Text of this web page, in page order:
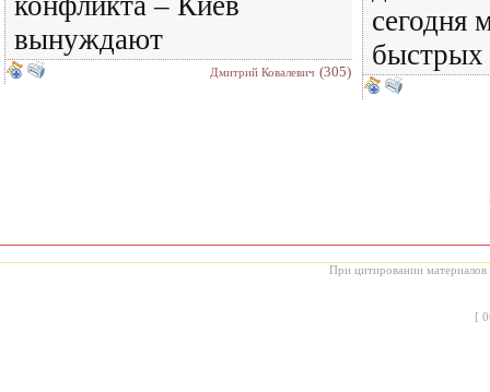
вынуждают
Дмитрий Ковалевич (305)
сегодня
При цитировании материалов
[